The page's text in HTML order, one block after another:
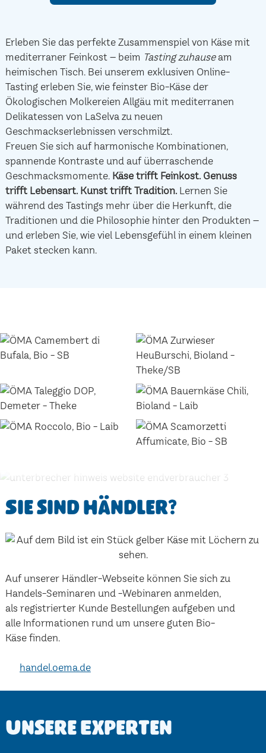
Erleben Sie das perfekte Zusammenspiel von Käse mit
mediterraner Feinkost – beim Tasting zuhauseam
heimischen Tisch. Bei unserem exklusiven Online-
Tasting erleben Sie, wie feinster Bio-Käse der
Ökologischen Molkereien Allgäu mit mediterranen
Delikatessen von LaSelva zu neuen
Geschmackserlebnissen verschmilzt.
Freuen Sie sich auf harmonische Kombinationen,
spannende Kontraste und auf überraschende
Geschmacksmomente. Käse trifft Feinkost. Genuss
trifft Lebensart. Kunst trifft Tradition.Lernen Sie
während des Tastings mehr über die Herkunft, die
Traditionen und die Philosophie hinter den Produkten –
und erleben Sie, wie viel Lebensgefühl in einem kleinen
Paket stecken kann.
Sie sind Händler?
Auf unserer Händler-Webseite können Sie sich zu
Handels-Seminaren und -Webinaren anmelden,
als registrierter Kunde Bestellungen aufgeben und
alle Informationen rund um unsere guten Bio-
Käse finden.
handel.oema.de
Unsere Experten